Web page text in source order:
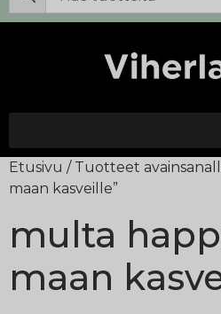
Etusivu / Tuotteet
maan kasveille”
multa
maan